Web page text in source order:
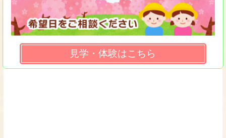
見学・体験はこちら